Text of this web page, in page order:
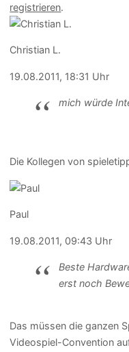
registrieren.
Christian L.
19.08.2011, 18:31 Uhr
mich würde
Die Kollegen von
Paul
19.08.2011, 09:43 Uhr
Beste
erst noch
Das müssen die ganzen
Videospiel-Convention